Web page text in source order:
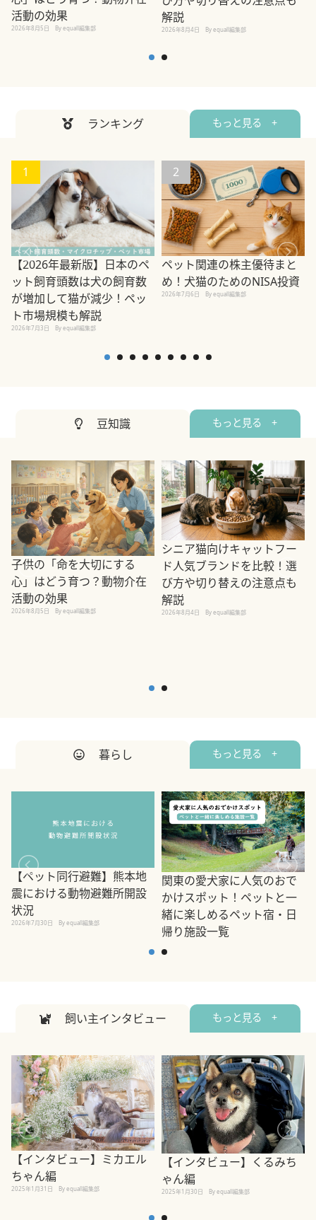
活動の効果
2026年8月5日 By equall編集部
解説
2026年8月4日 By equall編集部
ランキング もっと見る +
1
【2026年最新版】日本のペ
ット飼育頭数は犬の飼育数
が増加して猫が減少！ペッ
ト市場規模も解説
2026年7月3日 By equall編集部
2
ペット関連の株主優待まと
め！犬猫のためのNISA投資
2026年7月6日 By equall編集部
豆知識 もっと見る +
子供の「命を大切にする
心」はどう育つ？動物介在
活動の効果
2026年8月5日 By equall編集部
シニア猫向けキャットフー
ド人気ブランドを比較！選
び方や切り替えの注意点も
解説
2026年8月4日 By equall編集部
暮らし もっと見る +
【ペット同行避難】熊本地
震における動物避難所開設
状況
2026年7月30日 By equall編集部
関東の愛犬家に人気のおで
かけスポット！ペットと一
緒に楽しめるペット宿・日
帰り施設一覧
飼い主インタビュー もっと見る +
【インタビュー】ミカエル
ちゃん編
2025年1月31日 By equall編集部
【インタビュー】くるみち
ゃん編
2025年1月30日 By equall編集部